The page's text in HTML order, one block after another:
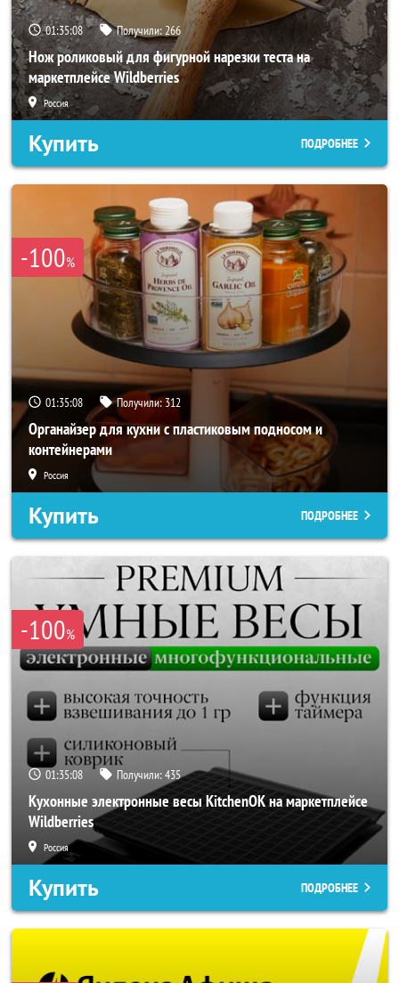
01:35:06 Получили:266
Нож роликовый для фигурной нарезки теста на
маркетплейсе Wildberries
Россия
Купить ПОДРОБНЕЕ
-100%
01:35:06 Получили:312
Органайзер для кухни с пластиковым подносом и
контейнерами
Россия
Купить ПОДРОБНЕЕ
-100%
01:35:06 Получили:435
Кухонные электронные весы KitchenOK на маркетплейсе
Wildberries
Россия
Купить ПОДРОБНЕЕ